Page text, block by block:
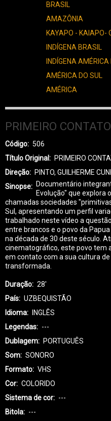
BRASIL
AMAZÔNIA
KAYAPO - KAIAPO-
INDÍGENA BRASIL
INDÍGENA AMÉRICA
AMÉRICA DO SUL
AMÉRICA
PRIMEIRO CONTATO
Código
506
Título Original
PRIMEIRO
Direção
PINTO, GUILHERME
Sinopse
Documentário
Evolução" que explora
chamadas sociedades
Sul, apresentando um perfil
trabalhado neste vídeo a
entre brancos e o povo da Papua
na década de 30 deste século.
cinematográfico, este povo tem
em contato com a sua cultura
transformada.
Duração
28'
País
UZBEQUISTÃO
Idioma
INGLÊS
Legendas
---
Dublagem
PORTUGUÊS
Som
SONORO
Formato
VHS
Cor
COLORIDO
Sistema de cor
---
Bitola
---